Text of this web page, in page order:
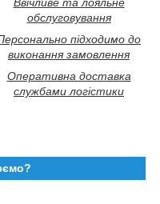
обслуговування
підходимо до
виконання замовлення
Оперативна доставка
службами логістики